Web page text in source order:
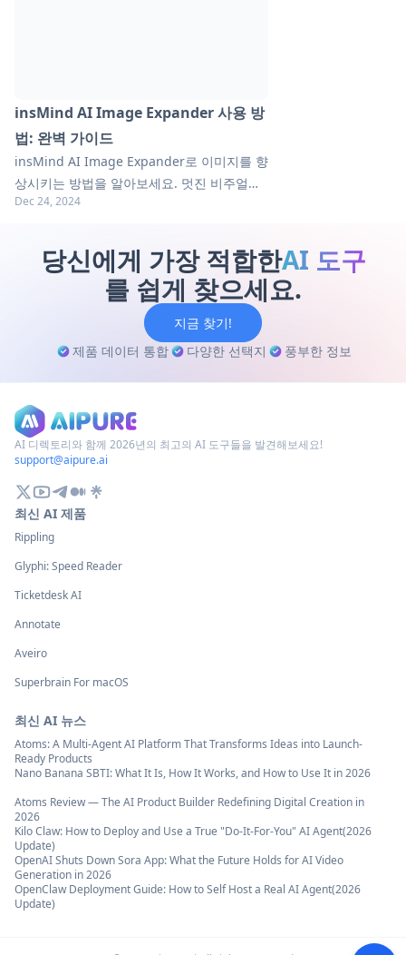
insMind AI Image Expander 사용 방
법: 완벽 가이드
insMind AI Image Expander로 이미지를 향
상시키는 방법을 알아보세요. 멋진 비주얼을
만들기 위한 팁, 요령 및 모범 사례를 배워보
Dec 24, 2024
당신에게 가장 적합한AI 도구
를 쉽게 찾으세요.
지금 찾기!
제품 데이터 통합
다양한 선택지 풍부한 정보
AI 디렉토리와 함께 2026년의 최고의 AI 도구들을 발견해보세요!
support@aipure.ai
최신 AI 제품
Rippling
Glyphi: Speed Reader
Ticketdesk AI
Annotate
Aveiro
Superbrain For macOS
최신 AI 뉴스
Atoms: A Multi-Agent AI Platform That Transforms Ideas into Launch-
Ready Products
Nano Banana SBTI: What It Is, How It Works, and How to Use It in 2026
Atoms Review — The AI Product Builder Redefining Digital Creation in
2026
Kilo Claw: How to Deploy and Use a True "Do‑It‑For‑You" AI Agent(2026
Update)
OpenAI Shuts Down Sora App: What the Future Holds for AI Video
Generation in 2026
OpenClaw Deployment Guide: How to Self Host a Real AI Agent(2026
Update)